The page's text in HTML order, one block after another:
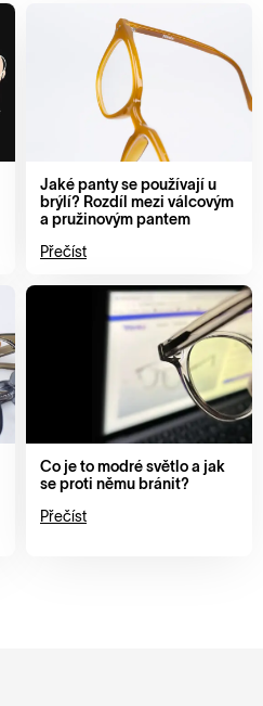
Jaké panty se používají u
brýlí? Rozdíl mezi válcovým
a pružinovým pantem
Přečíst
Co je to modré světlo a jak
se proti němu bránit?
Přečíst